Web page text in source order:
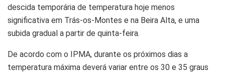
descida temporária de temperatura hoje menos
significativa em Trás-os-Montes e na Beira Alta, e uma
subida gradual a partir de quinta-feira.
De acordo com o IPMA, durante os próximos dias a
temperatura máxima deverá variar entre os 30 e 35 graus